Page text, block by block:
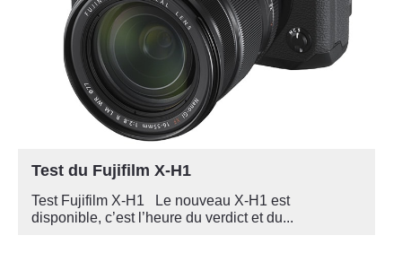
Test du Fujifilm X-H1
Test Fujifilm X-H1 Le nouveau X-H1 est
disponible, c’est l’heure du verdict et du...